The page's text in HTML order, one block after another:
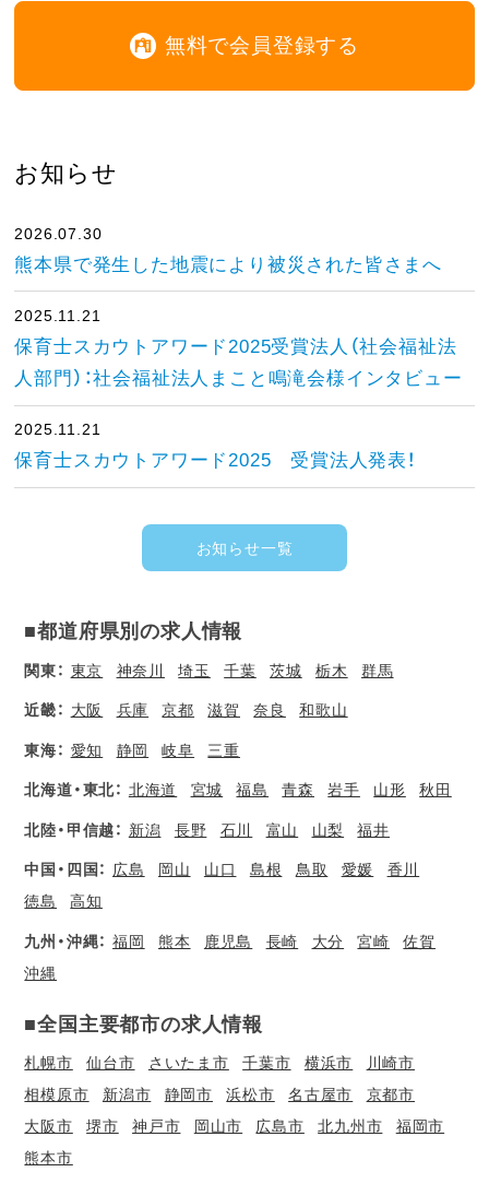
無料で会員登録する
お知らせ
2026.07.30
熊本県で発生した地震により被災された皆さまへ
2025.11.21
保育士スカウトアワード2025受賞法人（社会福祉法
人部門）：社会福祉法人まこと鳴滝会様インタビュー
2025.11.21
保育士スカウトアワード2025 受賞法人発表！
お知らせ一覧
■都道府県別の求人情報
関東： 東京 神奈川 埼玉 千葉 茨城 栃木 群馬
近畿： 大阪 兵庫 京都 滋賀 奈良 和歌山
東海： 愛知 静岡 岐阜 三重
北海道・東北： 北海道 宮城 福島 青森 岩手 山形 秋田
北陸・甲信越： 新潟 長野 石川 富山 山梨 福井
中国・四国： 広島 岡山 山口 島根 鳥取 愛媛
香川
徳島
高知
九州・沖縄： 福岡 熊本 鹿児島 長崎 大分 宮崎
佐賀
沖縄
■全国主要都市の求人情報
札幌市 仙台市 さいたま市 千葉市 横浜市
川崎市
相模原市
新潟市 静岡市 浜松市 名古屋市
京都市
大阪市
堺市 神戸市 岡山市 広島市 北九州市
福岡市
熊本市